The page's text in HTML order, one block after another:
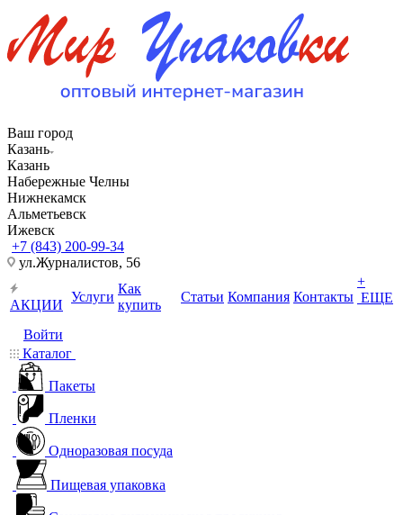
Ваш город
Казань
Казань
Набережные Челны
Нижнекамск
Альметьевск
Ижевск
+7 (843) 200-99-34
ул.Журналистов, 56
АКЦИИ
Услуги
Как
купить
Статьи Компания Контакты
+
ЕЩЕ
Войти
Каталог
Пакеты
Пленки
Одноразовая посуда
Пищевая упаковка